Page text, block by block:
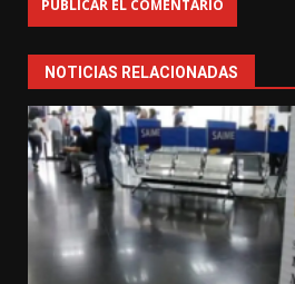
NOTICIAS RELACIONADAS